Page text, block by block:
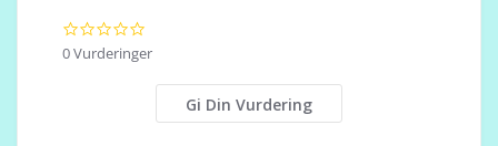
.
0 Vurderinger
Gi Din Vurdering